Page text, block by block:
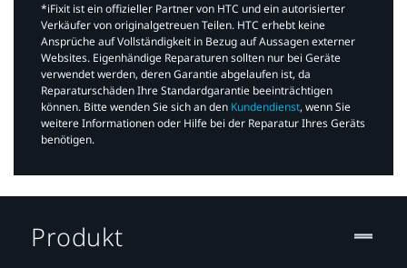
*iFixit ist ein offizieller Partner von HTC und ein autorisierter
Verkäufer von originalgetreuen Teilen. HTC erhebt keine
Ansprüche auf Vollständigkeit in Bezug auf Aussagen externer
Websites. Eigenhändige Reparaturen sollten nur bei Geräte
verwendet werden, deren Garantie abgelaufen ist, da
Reparaturschäden Ihre Standardgarantie beeinträchtigen
können. Bitte wenden Sie sich an den Kundendienst, wenn Sie
weitere Informationen oder Hilfe bei der Reparatur Ihres Geräts
benötigen.​
Produkt